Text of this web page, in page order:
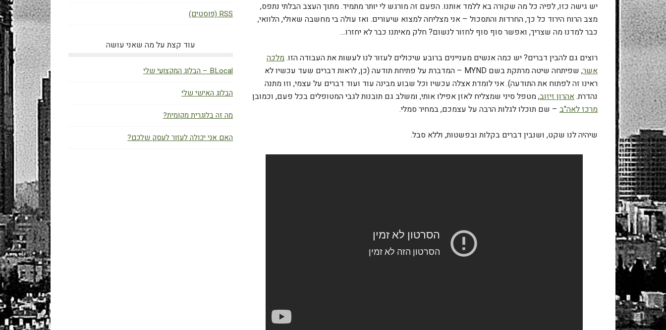
יש גישה כזו, לפיה כל מה שקורה בא ללמד אותנו. הפעם זה מורגש לי יותר מתמיד. מתוך העצב הבלתי נתפס,
מצב הרוח הירוד כל כך, החרדות והתסכול – אני מצליחה למצוא שיעורים. ואז עולה בי מחשבה שאולי, הלוואי,
כבר למדנו מה שצריך, ואפשר סוף סוף לחזור לנשום? חלק מאיתנו כבר לא יחזרו…
רוצים גם להבין דברים? יש כמה אנשים מעניינים ברובע שיכולים לעזור לנו לעשות את העבודה הזו.מלכה
אשר
, שפיתחה שיטה מרתקת בשם MYND – המדברת על פתיחת תודעה (כן, לראות דברים שעד עכשיו לא
ראינו זה לפתוח את התודעה). אני לומדת אצלה עכשיו וכל שבוע מבינה עוד ועוד דברים על עצמי, וזו מתנה
נהדרת.אהרון זיזוב, מטפל סיני שמצליח לאזן אפילו אותי, ומשלב גם תובנות לגבי המטופלים בכל פעם, וכמובן
מרכז לאה"ב – שם תוכלו לגלות הרבה על עצמכם, במחיר סמלי.
שיהיה לנו שקט, ושנבין דברים בקלות ובפשטות, וללא סבל.
RSS (פוסטים)
עוד קצת על מה שאני עושה
BLocal – הבלוג המקצועי שלי
הבלוג האישי שלי
מה זה בלוגרית מקומית?
האם אני יכולה לעזור לעסק שלכם?